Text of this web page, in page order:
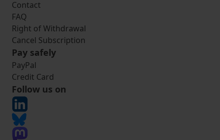
Contact
FAQ
Right of Withdrawal
Cancel Subscription
Pay safely
PayPal
Credit Card
Follow us on